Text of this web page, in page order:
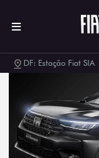
DF: Estação Fiat SIA